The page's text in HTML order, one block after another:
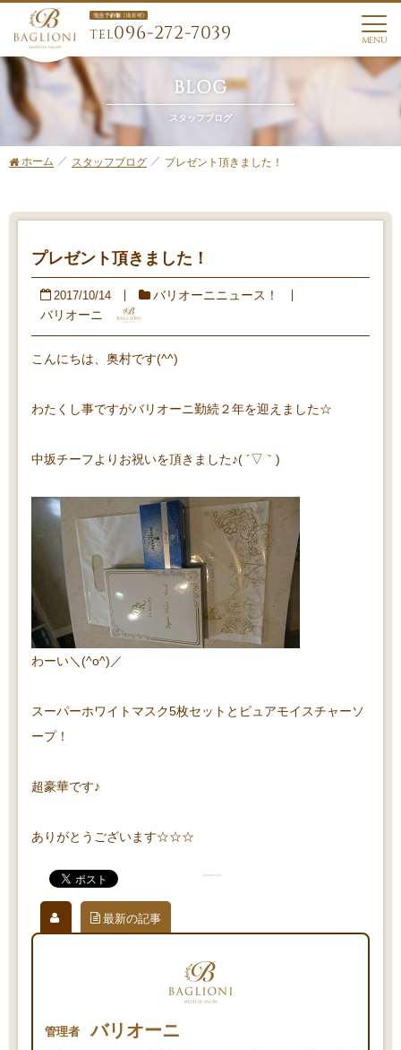
TEL096-272-7039 MENU
BLOG
スタッフブログ
ホーム スタッフブログ プレゼント頂きました！
プレゼント頂きました！
2017/10/14
バリオーニニュース！
バリオーニ
こんにちは、奥村です(^^)
わたくし事ですがバリオーニ勤続２年を迎えました☆
中坂チーフよりお祝いを頂きました♪( ´▽｀)
わーい＼(^o^)／
スーパーホワイトマスク5枚セットとピュアモイスチャーソ
ープ！
超豪華です♪
ありがとうございます☆☆☆
最新の記事
管理者 バリオーニ